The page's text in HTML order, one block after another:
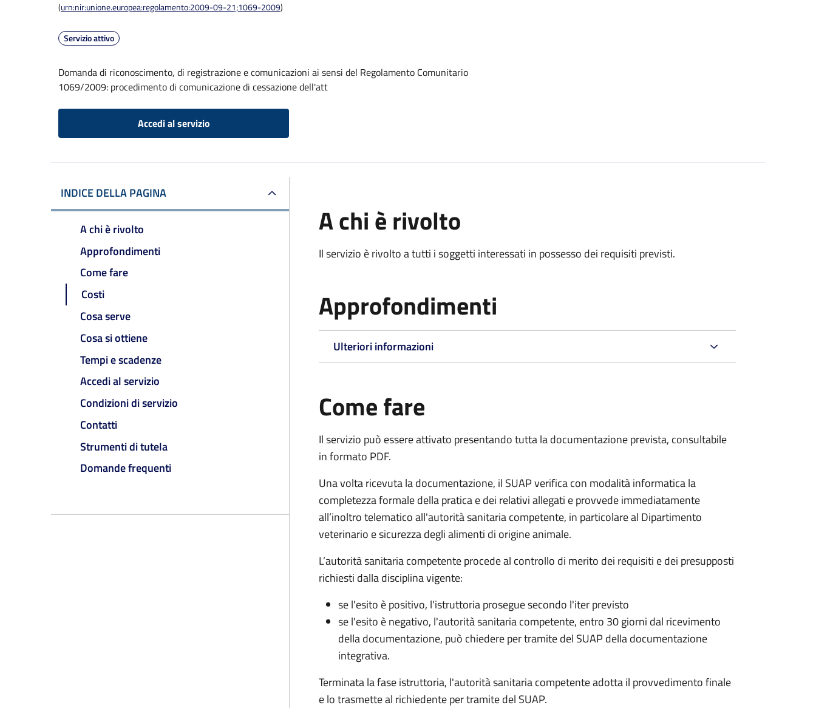
(urn:nir:unione.europea:regolamento:2009-09-21;1069-2009)
Servizio attivo
Domanda di riconoscimento, di registrazione e comunicazioni ai sensi del Regolamento Comunitario
1069/2009: procedimento di comunicazione di cessazione dell'att
Accedi al servizio
INDICE DELLA PAGINA
A chi è rivolto
Approfondimenti
Come fare
Costi
Cosa serve
Cosa si ottiene
Tempi e scadenze
Accedi al servizio
Condizioni di servizio
Contatti
Strumenti di tutela
Domande frequenti
A chi è rivolto
Il servizio è rivolto a tutti i soggetti interessati in possesso dei requisiti previsti.
Approfondimenti
Ulteriori informazioni
Come fare
Il servizio può essere attivato presentando tutta la documentazione prevista, consultabile
in formato PDF.
Una volta ricevuta la documentazione, il SUAP verifica con modalità informatica la
completezza formale della pratica e dei relativi allegati e provvede immediatamente
all’inoltro telematico all'autorità sanitaria competente, in particolare al Dipartimento
veterinario e sicurezza degli alimenti di origine animale.
L’autorità sanitaria competente procede al controllo di merito dei requisiti e dei presupposti
richiesti dalla disciplina vigente:
se l'esito è positivo, l'istruttoria prosegue secondo l'iter previsto
se l'esito è negativo, l'autorità sanitaria competente, entro 30 giorni dal ricevimento
della documentazione, può chiedere per tramite del SUAP della documentazione
integrativa.
Terminata la fase istruttoria, l'autorità sanitaria competente adotta il provvedimento finale
e lo trasmette al richiedente per tramite del SUAP.